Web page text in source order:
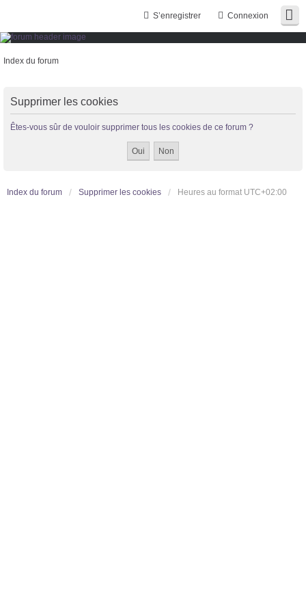
Connexion
S’enregistrer
Trans District
Index du forum
Supprimer les cookies
Êtes-vous sûr de vouloir supprimer tous les cookies de ce forum ?
Index du forum Supprimer les cookies Heures au format UTC+02:00